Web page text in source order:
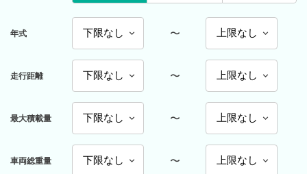
年式 〜
走行距離 〜
最大積載量 〜
車両総重量 〜